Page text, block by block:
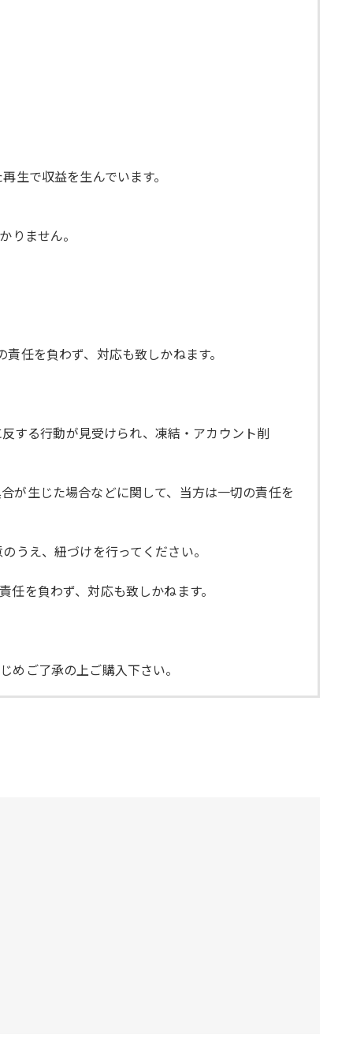
生で収益を生んでいます。
りません。
任を負わず、対応も致しかねます。
する行動が見受けられ、凍結・アカウント削
が生じた場合などに関して、当方は一切の責任を
うえ、紐づけを行ってください。
を負わず、対応も致しかねます。
ご了承の上ご購入下さい。